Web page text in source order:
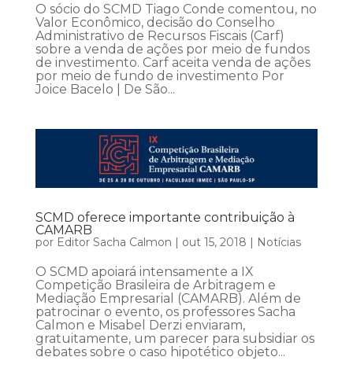
O sócio do SCMD Tiago Conde comentou, no
Valor Econômico, decisão do Conselho
Administrativo de Recursos Fiscais (Carf)
sobre a venda de ações por meio de fundos
de investimento. Carf aceita venda de ações
por meio de fundo de investimento Por
Joice Bacelo | De São...
SCMD oferece importante contribuição à
CAMARB
por Editor Sacha Calmon out 15, 2018 Notícias
O SCMD apoiará intensamente a IX
Competição Brasileira de Arbitragem e
Mediação Empresarial (CAMARB). Além de
patrocinar o evento, os professores Sacha
Calmon e Misabel Derzi enviaram,
gratuitamente, um parecer para subsidiar os
debates sobre o caso hipotético objeto...